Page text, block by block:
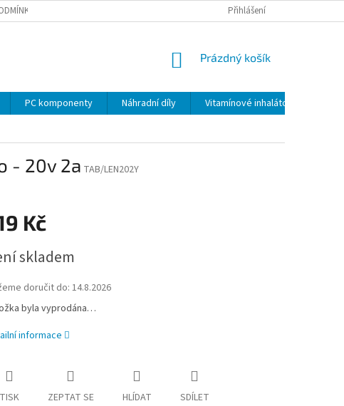
VRÁCENÍ ZBOŽÍ VE 14
Přihlášení
NÁKUPNÍ
Prázdný košík
PC komponenty Náhradní díly
Vitamínové inhalátory
- 20v 2a TAB/LEN202Y
Kč
skladem
doručit do:14.8.2026
byla vyprodána…
informace
TISK ZEPTAT SE HLÍDAT SDÍLET